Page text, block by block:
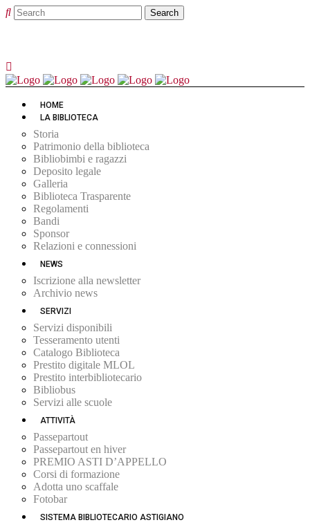
HOME
LA BIBLIOTECA
Storia
Patrimonio della biblioteca
Bibliobimbi e ragazzi
Deposito legale
Galleria
Biblioteca Trasparente
Regolamenti
Bandi
Sponsor
Relazioni e connessioni
NEWS
Iscrizione alla newsletter
Archivio news
SERVIZI
Servizi disponibili
Tesseramento utenti
Catalogo Biblioteca
Prestito digitale MLOL
Prestito interbibliotecario
Bibliobus
Servizi alle scuole
ATTIVITÀ
Passepartout
Passepartout en hiver
PREMIO ASTI D’APPELLO
Corsi di formazione
Adotta uno scaffale
Fotobar
SISTEMA BIBLIOTECARIO ASTIGIANO